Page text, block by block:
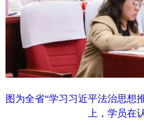
图为全省“学习习近平法治思想
上，学员在